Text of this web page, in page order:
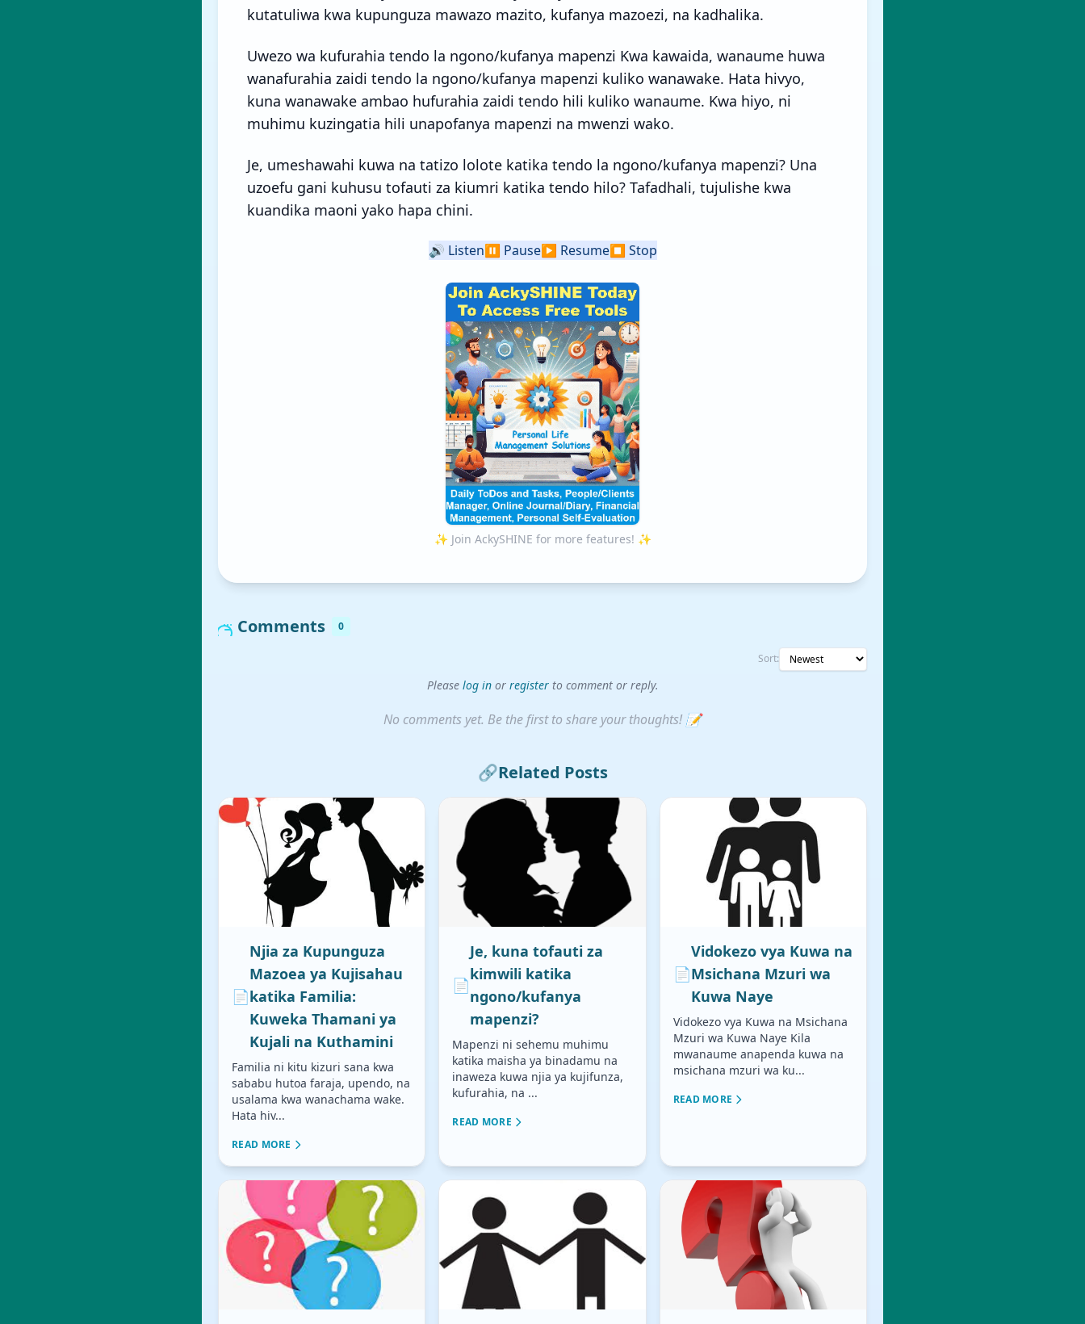
kutatuliwa kwa kupunguza mawazo mazito, kufanya mazoezi, na kadhalika.
Uwezo wa kufurahia tendo la ngono/kufanya mapenzi Kwa kawaida, wanaume huwa
wanafurahia zaidi tendo la ngono/kufanya mapenzi kuliko wanawake. Hata hivyo,
kuna wanawake ambao hufurahia zaidi tendo hili kuliko wanaume. Kwa hiyo, ni
muhimu kuzingatia hili unapofanya mapenzi na mwenzi wako.
Je, umeshawahi kuwa na tatizo lolote katika tendo la ngono/kufanya mapenzi? Una
uzoefu gani kuhusu tofauti za kiumri katika tendo hilo? Tafadhali, tujulishe kwa
kuandika maoni yako hapa chini.
🔊 Listen⏸️ Pause▶️ Resume⏹️ Stop
✨ Join AckySHINE for more features! ✨
Comments 0
Sort:
Please log inor registerto comment or reply.
No comments yet. Be the first to share your thoughts! 📝
🔗Related Posts
📄
Njia za Kupunguza
Mazoea ya Kujisahau
katika Familia:
Kuweka Thamani ya
Kujali na Kuthamini
Familia ni kitu kizuri sana kwa
sababu hutoa faraja, upendo, na
usalama kwa wanachama wake.
Hata hiv...
READ MORE
📄
Je, kuna tofauti za
kimwili katika
ngono/kufanya
mapenzi?
Mapenzi ni sehemu muhimu
katika maisha ya binadamu na
inaweza kuwa njia ya kujifunza,
kufurahia, na ...
READ MORE
📄
Vidokezo vya Kuwa na
Msichana Mzuri wa
Kuwa Naye
Vidokezo vya Kuwa na Msichana
Mzuri wa Kuwa Naye Kila
mwanaume anapenda kuwa na
msichana mzuri wa ku...
READ MORE